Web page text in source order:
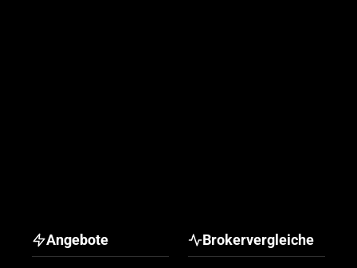
Angebote Brokervergleiche